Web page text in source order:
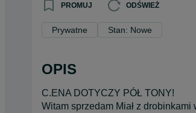
PROMUJ ODŚWIEŻ
Prywatne Stan: Nowe
OPIS
C.ENA DOTYCZY PÓŁ TONY!
Witam sprzedam Miał z drobinkami